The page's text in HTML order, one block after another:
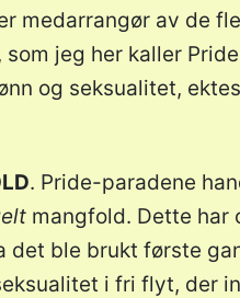
medarrangør av de
jeg her kaller
og seksualitet,
. Pride-paradene
mangfold. Dette
ble brukt første
i fri flyt, der